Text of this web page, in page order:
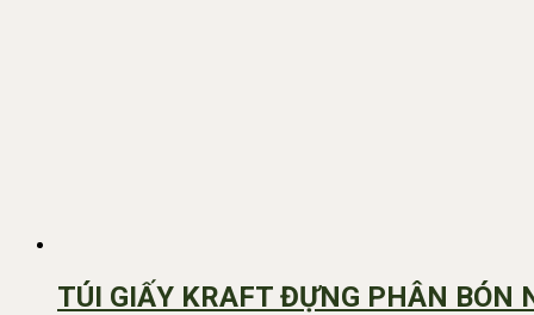
TÚI GIẤY KRAFT ĐỰNG PHÂN BÓN